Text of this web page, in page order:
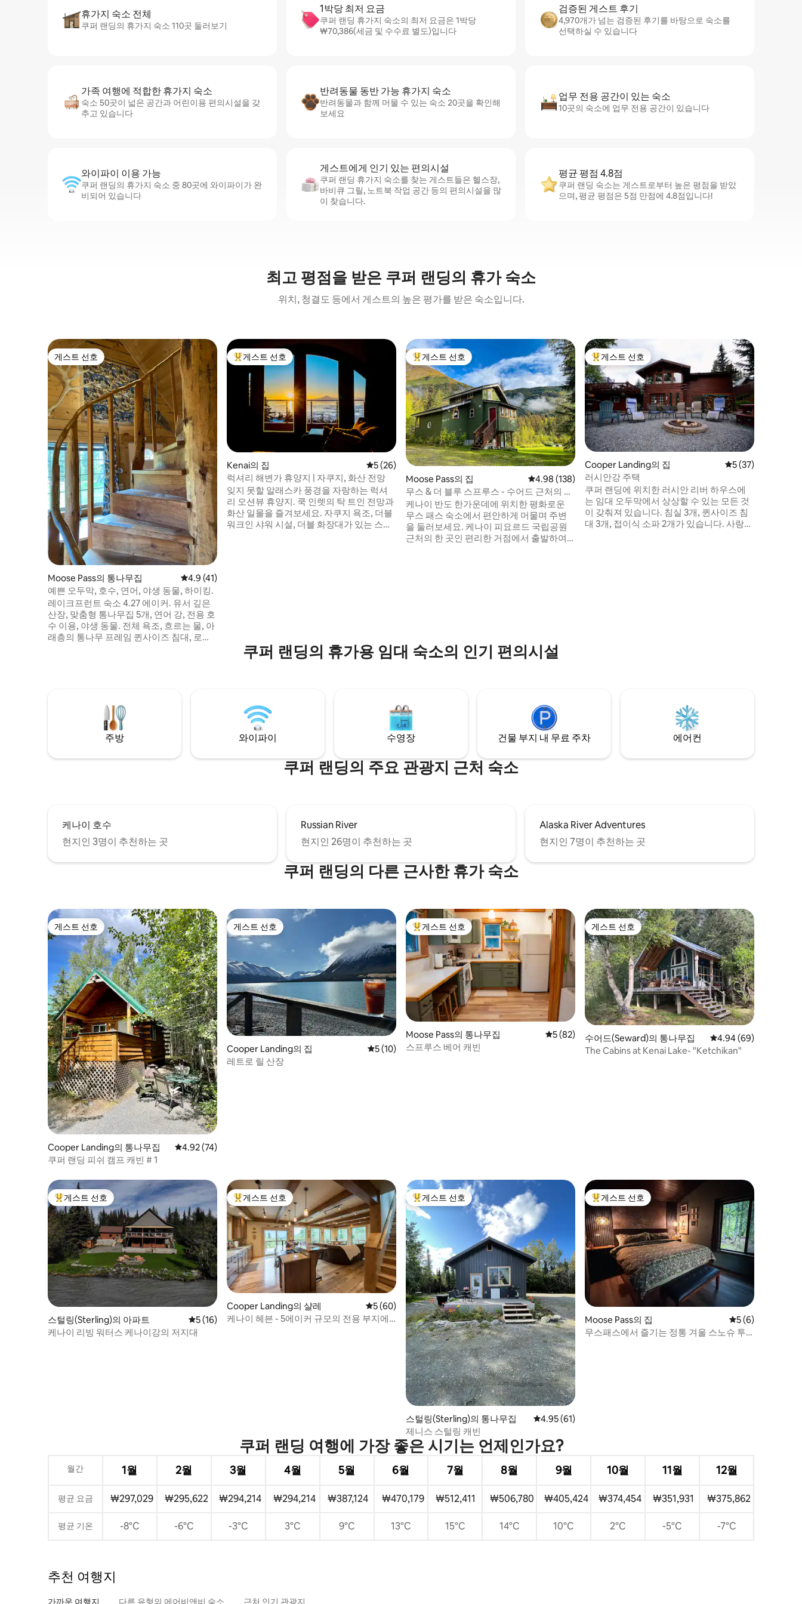
휴가지 숙소 전체
쿠퍼 랜딩의 휴가지 숙소 110곳 둘러보기
1박당 최저 요금
쿠퍼 랜딩 휴가지 숙소의 최저 요금은 1박당
₩70,386(세금 및 수수료 별도)입니다
검증된 게스트 후기
4,970개가 넘는 검증된 후기를 바탕으로 숙소를
선택하실 수 있습니다
가족 여행에 적합한 휴가지 숙소
숙소 50곳이 넓은 공간과 어린이용 편의시설을 갖
추고 있습니다
반려동물 동반 가능 휴가지 숙소
반려동물과 함께 머물 수 있는 숙소 20곳을 확인해
보세요
업무 전용 공간이 있는 숙소
10곳의 숙소에 업무 전용 공간이 있습니다
와이파이 이용 가능
쿠퍼 랜딩의 휴가지 숙소 중 80곳에 와이파이가 완
비되어 있습니다
게스트에게 인기 있는 편의시설
쿠퍼 랜딩 휴가지 숙소를 찾는 게스트들은 헬스장,
바비큐 그릴, 노트북 작업 공간 등의 편의시설을 많
이 찾습니다.
평균 평점 4.8점
쿠퍼 랜딩 숙소는 게스트로부터 높은 평점을 받았
으며, 평균 평점은 5점 만점에 4.8점입니다!
최고 평점을 받은 쿠퍼 랜딩의 휴가 숙소
위치, 청결도 등에서 게스트의 높은 평가를 받은 숙소입니다.
게스트 선호
게스트 선호
Moose Pass의 통나무집 평점 4.9점(5점 만점), 후기 41개
4.9 (41)
예쁜 오두막, 호수, 연어, 야생 동물, 하이킹.
레이크프런트 숙소 4.27 에이커. 유서 깊은
산장, 맞춤형 통나무집 5개, 연어 강, 전용 호
수 이용, 야생 동물. 전체 욕조, 흐르는 물, 아
래층의 통나무 프레임 퀸사이즈 침대, 로프
airbnb.com/h/handhewn88
airbnb.com/h/burpingbear88
airbnb.com/h/harrypotter88
상위 게스트 선호
게스트 선호
Kenai의 집 평점 5점(5점 만점), 후기 26개
5 (26)
럭셔리 해변가 휴양지 | 자쿠지, 화산 전망
잊지 못할 알래스카 풍경을 자랑하는 럭셔
리 오션뷰 휴양지. 쿡 인렛의 탁 트인 전망과
화산 일몰을 즐겨보세요. 자쿠지 욕조, 더블
워크인 샤워 시설, 더블 화장대가 있는 스파
상위 게스트 선호
게스트 선호
Moose Pass의 집 평점 4.98점(5점 만점), 후기 138개
4.98 (138)
무스 & 더 블루 스프루스 - 수어드 근처의 중
심지
케나이 반도 한가운데에 위치한 평화로운
무스 패스 숙소에서 편안하게 머물며 주변
을 둘러보세요. 케나이 피요르드 국립공원
근처의 한 곳인 편리한 거점에서 출발하여
상위 게스트 선호
게스트 선호
Cooper Landing의 집 평점 5점(5점 만점
5 (37)
러시안강 주택
쿠퍼 랜딩에 위치한 러시안 리버 하우스에
는 임대 오두막에서 상상할 수 있는 모든 것
이 갖춰져 있습니다. 침실 3개, 퀸사이즈 침
대 3개, 접이식 소파 2개가 있습니다. 사랑스
쿠퍼 랜딩의 휴가용 임대 숙소의 인기 편의시설
주방 와이파이 수영장 건물 부지 내 무료 주차 에어컨
쿠퍼 랜딩의 주요 관광지 근처 숙소
케나이 호수
현지인 3명이 추천하는 곳
Russian River
현지인 26명이 추천하는 곳
Alaska River Adventures
현지인 7명이 추천하는 곳
쿠퍼 랜딩의 다른 근사한 휴가 숙소
게스트 선호
게스트 선호
Cooper Landing의 통나무집 평점 4.92점(5점 만점), 후기 74개
4.92 (74)
쿠퍼 랜딩 피쉬 캠프 캐빈 # 1
게스트 선호
게스트 선호
Cooper Landing의 집 평점 5점(5점 만점), 후기 10개
5 (10)
레트로 릴 산장
상위 게스트 선호
게스트 선호
Moose Pass의 통나무집 평점 5점(5점 만점), 후기 82개
5 (82)
스프루스 베어 캐빈
게스트 선호
게스트 선호
수어드(Seward)의 통나무집 평점 4.94점(5점 만점),
4.94 (69)
The Cabins at Kenai Lake- "Ketchikan"
상위 게스트 선호
게스트 선호
스털링(Sterling)의 아파트 평점 5점(5점 만점), 후기 16개
5 (16)
케나이 리빙 워터스 케나이강의 저지대
상위 게스트 선호
게스트 선호
Cooper Landing의 샬레 평점 5점(5점 만점), 후기 60개
5 (60)
케나이 헤븐 - 5에이커 규모의 전용 부지에
상위 게스트 선호
게스트 선호
스털링(Sterling)의 통나무집 평점 4.95점(5점 만점), 후기 61개
4.95 (61)
제니스 스털링 캐빈
상위 게스트 선호
게스트 선호
Moose Pass의 집 평점 5점(5점 만점
5 (6)
무스패스에서 즐기는 정통 겨울 스노슈 투
쿠퍼 랜딩 여행에 가장 좋은 시기는 언제인가요?
월간 1월 2월 3월 4월 5월 6월 7월 8월 9월 10월 11월 12월
평균 요금 ₩297,029 ₩295,622 ₩294,214 ₩294,214 ₩387,124 ₩470,179 ₩512,411 ₩506,780 ₩405,424 ₩374,454 ₩351,931 ₩375,862
평균 기온 -8°C -6°C -3°C 3°C 9°C 13°C 15°C 14°C 10°C 2°C -5°C -7°C
추천 여행지
가까운 여행지 다른 유형의 에어비앤비 숙소 근처 인기 관광지